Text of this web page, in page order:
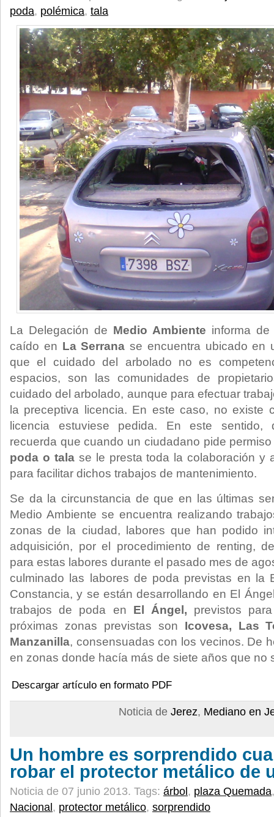
poda, polémica, tala
La Delegación de Medio Ambiente informa
caído en La Serrana se encuentra ubicado en
que el cuidado del arbolado no es
espacios, son las comunidades de
cuidado del arbolado, aunque para efectuar
la preceptiva licencia. En este caso, no existe
licencia estuviese pedida. En este sentido,
recuerda que cuando un ciudadano pide
poda o talase le presta toda la colaboración y
para facilitar dichos trabajos de mantenimiento.
Se da la circunstancia de que en las últimas
Medio Ambiente se encuentra realizando
zonas de la ciudad, labores que han podido
adquisición, por el procedimiento de renting,
para estas labores durante el pasado mes de
culminado las labores de poda previstas en la
Constancia, y se están desarrollando en El
trabajos de poda en El Ángel, previstos
próximas zonas previstas son Icovesa, Las
Manzanilla, consensuadas con los vecinos. De
en zonas donde hacía más de siete años que no
Descargar artículo en formato PDF
Noticia de Jerez, Mediano en
Un hombre es sorprendido
robar el protector metálico de
Noticia de 07 junio 2013. Tags: árbol , plaza Quemada
Nacional , protector metálico, sorprendido